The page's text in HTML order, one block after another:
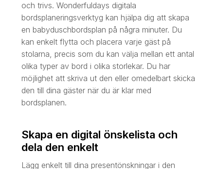
och trivs. Wonderfuldays digitala
bordsplaneringsverktyg kan hjälpa dig att skapa
en babyduschbordsplan på några minuter. Du
kan enkelt flytta och placera varje gäst på
stolarna, precis som du kan välja mellan ett antal
olika typer av bord i olika storlekar. Du har
möjlighet att skriva ut den eller omedelbart skicka
den till dina gäster när du är klar med
bordsplanen.
Skapa en digital önskelista och
dela den enkelt
Lägg enkelt till dina presentönskningar i den